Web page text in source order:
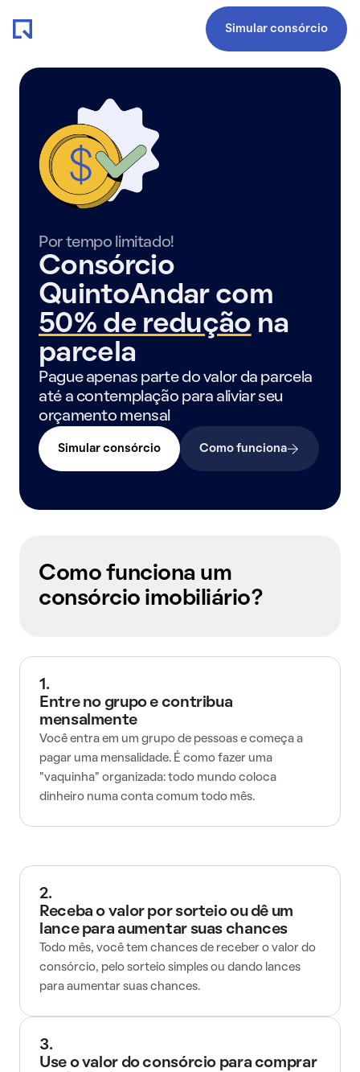
Simular consórcio
Por tempo limitado!
Consórcio
QuintoAndar com
50% de redução na
parcela
Pague apenas parte do valor da parcela
até a contemplação para aliviar seu
orçamento mensal
Simular consórcio Como funciona
Como funciona um
consórcio imobiliário?
1.
Entre no grupo e contribua
mensalmente
Você entra em um grupo de pessoas e começa a
pagar uma mensalidade. É como fazer uma
"vaquinha" organizada: todo mundo coloca
dinheiro numa conta comum todo mês.
2.
Receba o valor por sorteio ou dê um
lance para aumentar suas chances
Todo mês, você tem chances de receber o valor do
consórcio, pelo sorteio simples ou dando lances
para aumentar suas chances.
3.
Use o valor do consórcio para comprar